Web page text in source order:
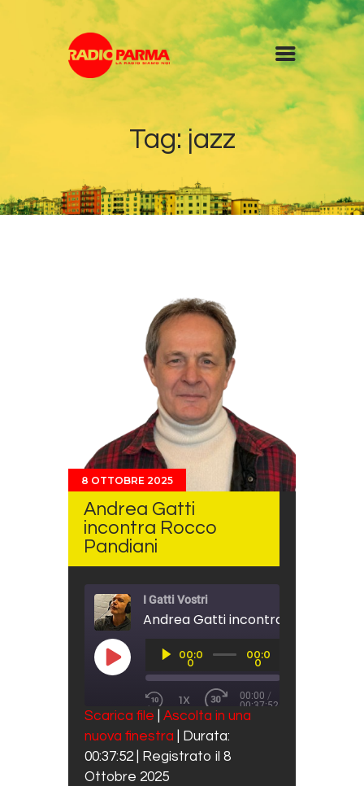
Tag: jazz
Programmi
Podcast
8 OTTOBRE 2025
Andrea Gatti
incontra Rocco
Pandiani
I Gatti Vostri
Andrea Gatti incontra Rocco
PLAY EPISODE
Audio
Player00:0
0
00:0
0
REWIND 10 SECONDS
1X
FAST FORWARD 30
00:00 /
00:37:52
SUBSCRIBE SHARE
Spotify
RSS FEED
SHARE
LINK
Scarica file
Ascolta in una
nuova finestra
Durata:
00:37:52
Registrato il 8
Ottobre 2025